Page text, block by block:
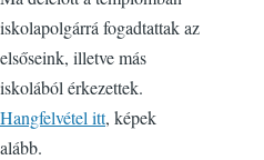
iskolapolgárrá fogadtattak az
elsőseink, illetve más
iskolából érkezettek.
Hangfelvétel itt, képek
alább.